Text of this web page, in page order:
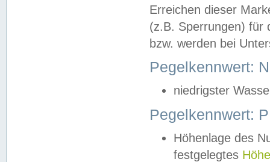
Erreichen dieser
(z.B. Sperrungen) für
bzw. werden bei
Pegelkennwert:
niedrigster
Pegelkennwert:
Höhenlage des
festgelegtes